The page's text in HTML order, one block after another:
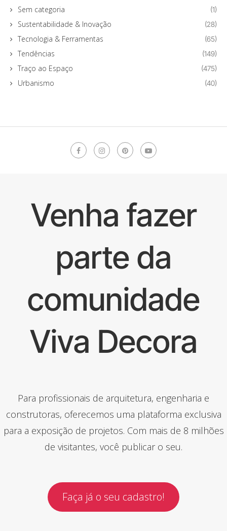
Sem categoria (1)
Sustentabilidade & Inovação (28)
Tecnologia & Ferramentas (65)
Tendências (149)
Traço ao Espaço (475)
Urbanismo (40)
Venha fazer
parte da
comunidade
Viva Decora
Para profissionais de arquitetura, engenharia e
construtoras, oferecemos uma plataforma exclusiva
para a exposição de projetos. Com mais de 8 milhões
de visitantes, você publicar o seu.
Faça já o seu cadastro!